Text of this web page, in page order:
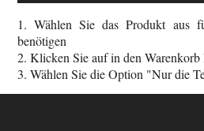
1. Wählen Sie das Produkt aus
benötigen
2. Klicken Sie auf in den Warenkorb
3. Wählen Sie die Option "Nur die